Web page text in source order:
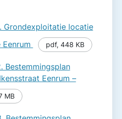
Grondexploitatie locatie
pdf, 448 KB
Bestemmingsplan
Eenrum –
MB